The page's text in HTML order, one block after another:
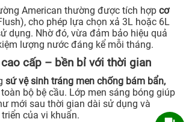
American thường được tích hợp cơ
cho phép lựa chọn xả 3L hoặc 6L
dụng. Nhờ đó, vừa đảm bảo hiệu quả
lượng nước đáng kể mỗi tháng.
cấp – bền bỉ với thời gian
sứ vệ sinh tráng men chống bám bẩn,
bộ bệ cầu. Lớp men sáng bóng giúp
mới sau thời gian dài sử dụng và
của vi khuẩn.